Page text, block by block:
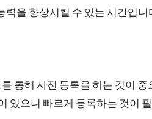
력을 향상시킬 수 있는 시간입니
통해 사전 등록을 하는 것이 중
있으니 빠르게 등록하는 것이